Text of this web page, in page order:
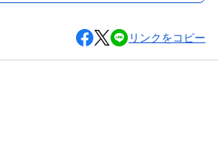
リンクをコピー